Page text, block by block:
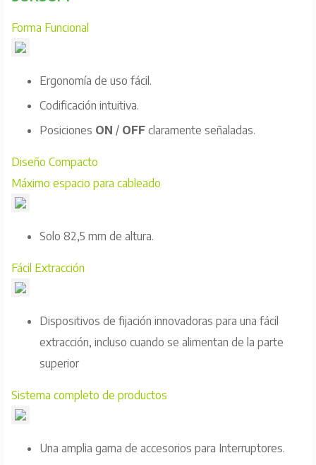
Forma Funcional
Ergonomía de uso fácil.
Codificación intuitiva.
Posiciones ON / OFF claramente señaladas.
Diseño Compacto
Máximo espacio para cableado
Solo 82,5 mm de altura.
Fácil Extracción
Dispositivos de fijación innovadoras para una fácil
extracción, incluso cuando se alimentan de la parte
superior
Sistema completo de productos
Una amplia gama de accesorios para Interruptores.